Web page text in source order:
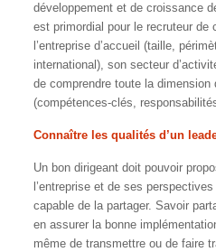
développement et de croissance
est primordial pour le recruteur de
l’entreprise d’accueil (taille,
international), son secteur
de comprendre toute la dimension
(compétences-clés,
Connaître les qualités d’un
Un bon dirigeant doit pouvoir
l’entreprise et de ses
capable de la partager. Savoir
en assurer la bonne
même de transmettre ou de faire